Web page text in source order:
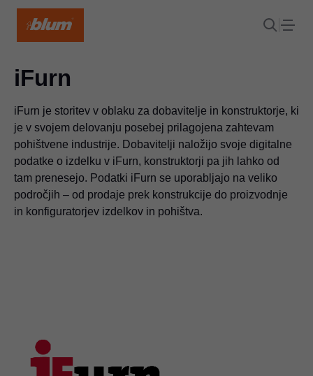
iFurn
iFurn je storitev v oblaku za dobavitelje in konstruktorje, ki
je v svojem delovanju posebej prilagojena zahtevam
pohištvene industrije. Dobavitelji naložijo svoje digitalne
podatke o izdelku v iFurn, konstruktorji pa jih lahko od
tam prenesejo. Podatki iFurn se uporabljajo na veliko
področjih – od prodaje prek konstrukcije do proizvodnje
in konfiguratorjev izdelkov in pohištva.